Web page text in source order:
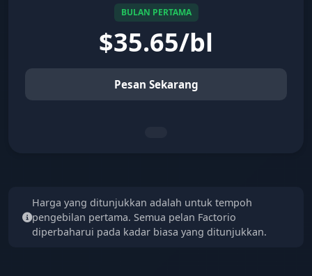
BULAN PERTAMA
$35.65/bl
Pesan Sekarang
Harga yang ditunjukkan adalah untuk tempoh
pengebilan pertama. Semua pelan Factorio
diperbaharui pada kadar biasa yang ditunjukkan.